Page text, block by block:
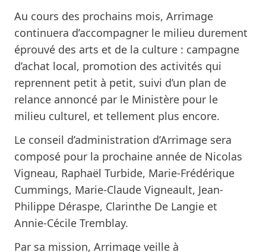
Au cours des prochains mois, Arrimage
continuera d’accompagner le milieu durement
éprouvé des arts et de la culture : campagne
d’achat local, promotion des activités qui
reprennent petit à petit, suivi d’un plan de
relance annoncé par le Ministère pour le
milieu culturel, et tellement plus encore.
Le conseil d’administration d’Arrimage sera
composé pour la prochaine année de Nicolas
Vigneau, Raphaël Turbide, Marie-Frédérique
Cummings, Marie-Claude Vigneault, Jean-
Philippe Déraspe, Clarinthe De Langie et
Annie-Cécile Tremblay.
Par sa mission, Arrimage veille à